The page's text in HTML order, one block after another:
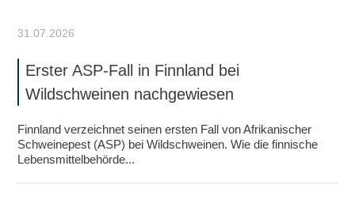
31.07.2026
Erster ASP-Fall in Finnland bei
Wildschweinen nachgewiesen
Finnland verzeichnet seinen ersten Fall von Afrikanischer
Schweinepest (ASP) bei Wildschweinen. Wie die finnische
Lebensmittelbehörde...